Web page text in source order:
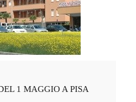
1 MAGGIO A PISA